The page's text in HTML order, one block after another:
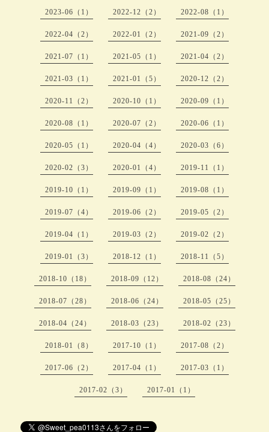
2023-06（1） 2022-12（2） 2022-08（1）
2022-04（2） 2022-01（2） 2021-09（2）
2021-07（1） 2021-05（1） 2021-04（2）
2021-03（1） 2021-01（5） 2020-12（2）
2020-11（2） 2020-10（1） 2020-09（1）
2020-08（1） 2020-07（2） 2020-06（1）
2020-05（1） 2020-04（4） 2020-03（6）
2020-02（3） 2020-01（4） 2019-11（1）
2019-10（1） 2019-09（1） 2019-08（1）
2019-07（4） 2019-06（2） 2019-05（2）
2019-04（1） 2019-03（2） 2019-02（2）
2019-01（3） 2018-12（1） 2018-11（5）
2018-10（18） 2018-09（12） 2018-08（24）
2018-07（28） 2018-06（24） 2018-05（25）
2018-04（24） 2018-03（23） 2018-02（23）
2018-01（8） 2017-10（1） 2017-08（2）
2017-06（2） 2017-04（1） 2017-03（1）
2017-02（3） 2017-01（1）